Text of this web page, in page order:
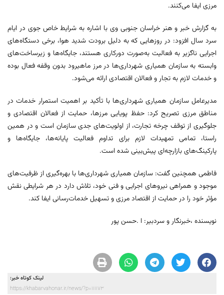
مرزی ایفا می‌کنند.
به گزارش خبر و هنر خراسان جنوبی وی با اشاره به شرایط خاص جوی در ایام
سرد سال افزود: در روزهایی که به دلیل برودت شدید هوا، برخی دستگاه‌های
اجرایی ناگزیر به فعالیت به‌صورت دورکاری هستند، جایگاه‌ها و زیرساخت‌های
وابسته به سازمان همیاری شهرداری‌ها در مرز ماهیرود بدون وقفه فعال بوده
و خدمات لازم به تجار و فعالان اقتصادی ارائه می‌شود.
مدیرعامل سازمان همیاری شهرداری‌ها با تأکید بر اهمیت استمرار خدمات در
مناطق مرزی تصریح کرد: حفظ پویایی مرزها، حمایت از فعالان اقتصادی و
جلوگیری از توقف چرخه تجارت، از اولویت‌های جدی سازمان است و در همین
راستا، تمامی تمهیدات لازم برای تداوم فعالیت پایانه‌ها، جایگاه‌ها و
پارکینگ‌های بازارچه‌ای پیش‌بینی شده است.
فاطمی همچنین گفت: سازمان همیاری شهرداری‌ها با بهره‌گیری از ظرفیت‌های
موجود و همراهی نیروهای اجرایی و فنی خود، تلاش دارد در هر شرایطی نقش
مؤثر خود را در حمایت از اقتصاد مرزی و تسهیل خدمات‌رسانی ایفا کند.
نویسنده ،خبرنگار و سردبیر: ا .حسن پور
لینک کوتاه خبر:
https://khabarvahonar.ir/news/?p=111173